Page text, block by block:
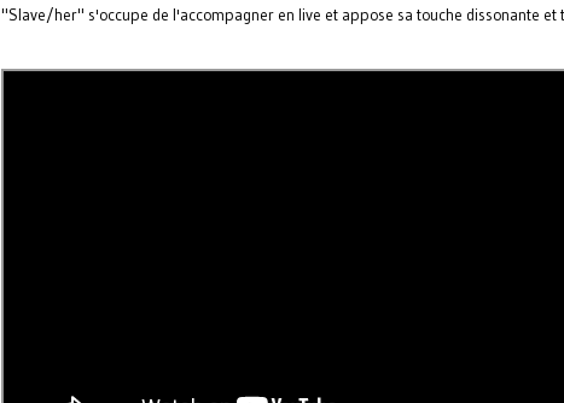
"Slave/her" s'occupe de l'accompagner en live et appose sa touche dissonante et